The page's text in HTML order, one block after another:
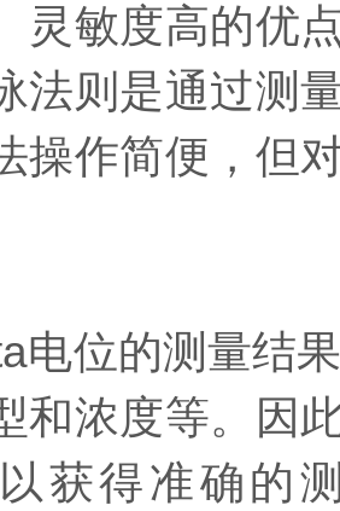
灵敏度高的优
法则是通过测
操作简便，但
位的测量结果
和浓度等。因
获得准确的